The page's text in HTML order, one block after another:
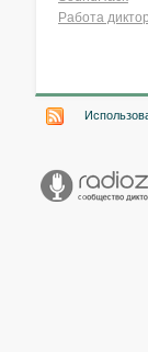
Работа